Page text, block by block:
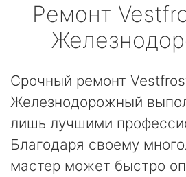
Ремонт
Срочный ремонт
Железнодорожный
лишь лучшими
Благодаря своему
мастер может быстро